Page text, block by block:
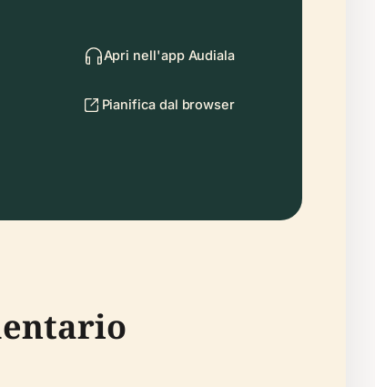
Apri nell'app Audiala
Pianifica dal browser